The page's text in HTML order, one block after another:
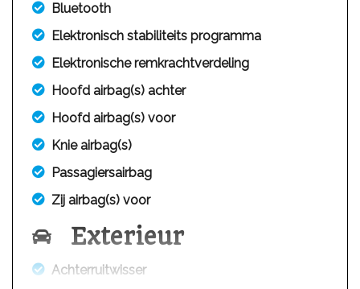
Bluetooth
Elektronisch stabiliteits programma
Elektronische remkrachtverdeling
Hoofd airbag(s) achter
Hoofd airbag(s) voor
Knie airbag(s)
Passagiersairbag
Zij airbag(s) voor
Exterieur
Achterruitwisser